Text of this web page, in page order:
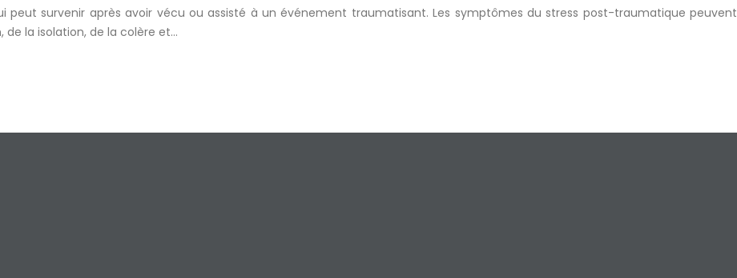
survenir après avoir vécu ou assisté à un événement traumatisant. Les symptômes du stress post-traumatique peuvent
de la isolation, de la colère et…